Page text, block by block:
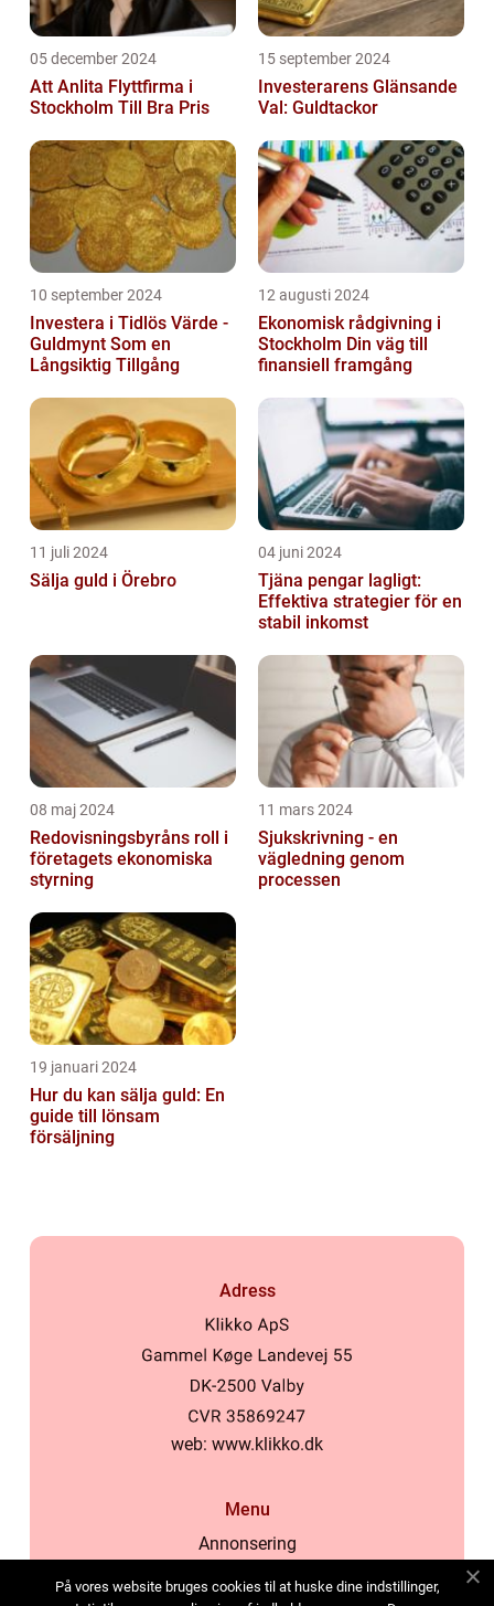
05 december 2024
Att Anlita Flyttfirma i
Stockholm Till Bra Pris
15 september 2024
Investerarens Glänsande
Val: Guldtackor
10 september 2024
Investera i Tidlös Värde -
Guldmynt Som en
Långsiktig Tillgång
12 augusti 2024
Ekonomisk rådgivning i
Stockholm Din väg till
finansiell framgång
11 juli 2024
Sälja guld i Örebro
04 juni 2024
Tjäna pengar lagligt:
Effektiva strategier för en
stabil inkomst
08 maj 2024
Redovisningsbyråns roll i
företagets ekonomiska
styrning
11 mars 2024
Sjukskrivning - en
vägledning genom
processen
19 januari 2024
Hur du kan sälja guld: En
guide till lönsam
försäljning
Adress
web: www.klikko.dk
Menu
Annonsering
På vores website bruges cookies til at huske dine indstillinger,